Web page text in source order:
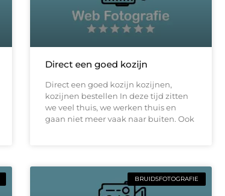
Direct een goed kozijn
Direct een goed kozijn kozijnen,
kozijnen bestellen In deze tijd zitten
we veel thuis, we werken thuis en
gaan niet meer vaak naar buiten. Ook
BRUIDSFOTOGRAFIE